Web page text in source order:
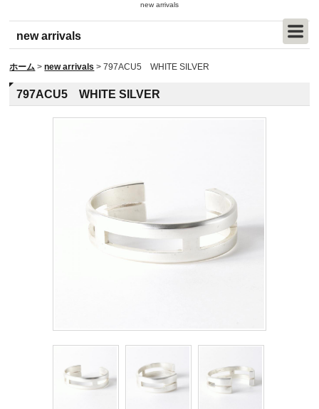
new arrivals
new arrivals
ホーム > new arrivals > 797ACU5 WHITE SILVER
797ACU5 WHITE SILVER